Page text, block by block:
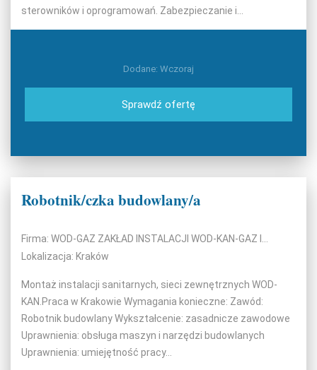
sterowników i oprogramowań. Zabezpieczanie i...
Dodane: Wczoraj
Sprawdź ofertę
Robotnik/czka budowlany/a
Lokalizacja: Kraków
Montaż instalacji sanitarnych, sieci zewnętrznych WOD-
KAN.Praca w Krakowie Wymagania konieczne: Zawód:
Robotnik budowlany Wykształcenie: zasadnicze zawodowe
Uprawnienia: obsługa maszyn i narzędzi budowlanych
Uprawnienia: umiejętność pracy...